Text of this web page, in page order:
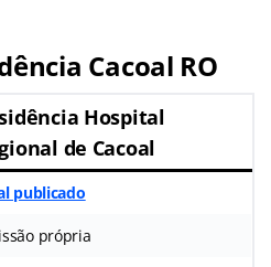
Cacoal RO
Hospital
de Cacoal
publicado
própria